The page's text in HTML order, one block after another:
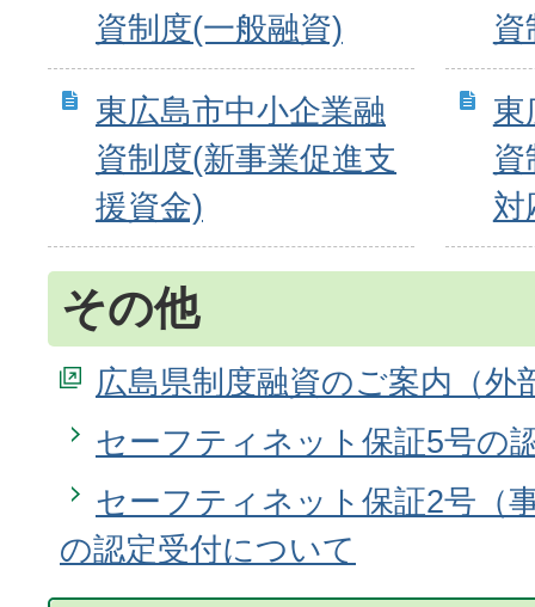
資制度(一般融資)
資
東広島市中小企業融
資制度(新事業促進支
援資金)
東
資
対
その他
広島県制度融資のご案内
セーフティネット保証5号の
セーフティネット保証2号（
の認定受付について